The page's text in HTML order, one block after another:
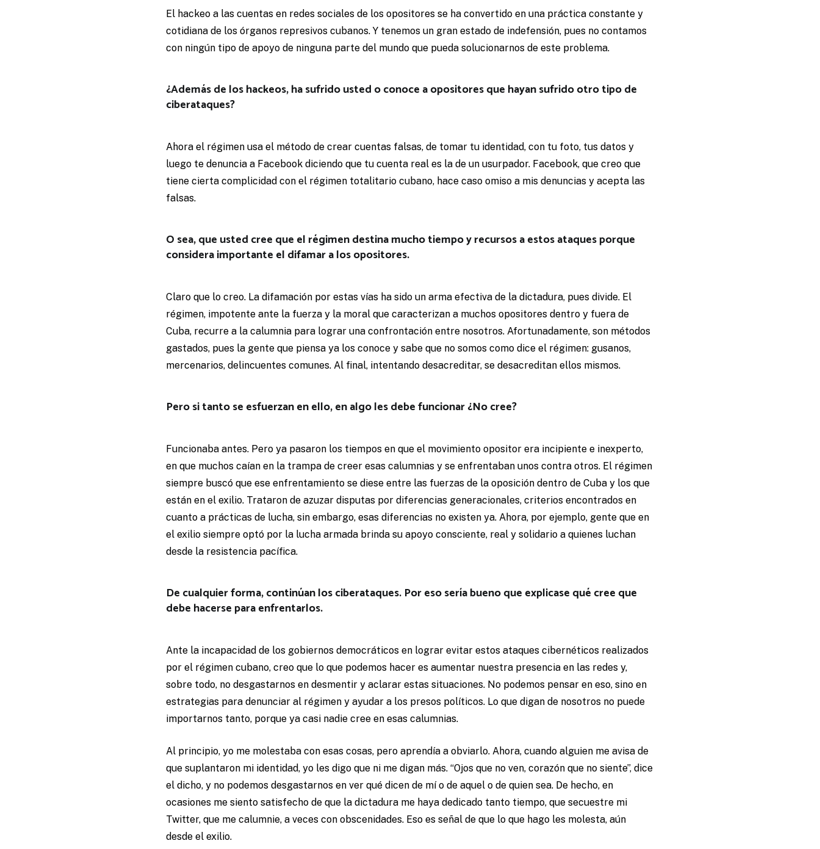
El hackeo a las cuentas en redes sociales de los opositores se ha convertido en una práctica constante y
cotidiana de los órganos represivos cubanos. Y tenemos un gran estado de indefensión, pues no contamos
con ningún tipo de apoyo de ninguna parte del mundo que pueda solucionarnos de este problema.
¿Además de los hackeos, ha sufrido usted o conoce a opositores que hayan sufrido otro tipo de
ciberataques?
Ahora el régimen usa el método de crear cuentas falsas, de tomar tu identidad, con tu foto, tus datos y
luego te denuncia a Facebook diciendo que tu cuenta real es la de un usurpador. Facebook, que creo que
tiene cierta complicidad con el régimen totalitario cubano, hace caso omiso a mis denuncias y acepta las
falsas.
O sea, que usted cree que el régimen destina mucho tiempo y recursos a estos ataques porque
considera importante el difamar a los opositores.
Claro que lo creo. La difamación por estas vías ha sido un arma efectiva de la dictadura, pues divide. El
régimen, impotente ante la fuerza y la moral que caracterizan a muchos opositores dentro y fuera de
Cuba, recurre a la calumnia para lograr una confrontación entre nosotros. Afortunadamente, son métodos
gastados, pues la gente que piensa ya los conoce y sabe que no somos como dice el régimen: gusanos,
mercenarios, delincuentes comunes. Al final, intentando desacreditar, se desacreditan ellos mismos.
Pero si tanto se esfuerzan en ello, en algo les debe funcionar ¿No cree?
Funcionaba antes. Pero ya pasaron los tiempos en que el movimiento opositor era incipiente e inexperto,
en que muchos caían en la trampa de creer esas calumnias y se enfrentaban unos contra otros. El régimen
siempre buscó que ese enfrentamiento se diese entre las fuerzas de la oposición dentro de Cuba y los que
están en el exilio. Trataron de azuzar disputas por diferencias generacionales, criterios encontrados en
cuanto a prácticas de lucha, sin embargo, esas diferencias no existen ya. Ahora, por ejemplo, gente que en
el exilio siempre optó por la lucha armada brinda su apoyo consciente, real y solidario a quienes luchan
desde la resistencia pacífica.
De cualquier forma, continúan los ciberataques. Por eso sería bueno que explicase qué cree que
debe hacerse para enfrentarlos.
Ante la incapacidad de los gobiernos democráticos en lograr evitar estos ataques cibernéticos realizados
por el régimen cubano, creo que lo que podemos hacer es aumentar nuestra presencia en las redes y,
sobre todo, no desgastarnos en desmentir y aclarar estas situaciones. No podemos pensar en eso, sino en
estrategias para denunciar al régimen y ayudar a los presos políticos. Lo que digan de nosotros no puede
importarnos tanto, porque ya casi nadie cree en esas calumnias.
Al principio, yo me molestaba con esas cosas, pero aprendía a obviarlo. Ahora, cuando alguien me avisa de
que suplantaron mi identidad, yo les digo que ni me digan más. “Ojos que no ven, corazón que no siente”, dice
el dicho, y no podemos desgastarnos en ver qué dicen de mí o de aquel o de quien sea. De hecho, en
ocasiones me siento satisfecho de que la dictadura me haya dedicado tanto tiempo, que secuestre mi
Twitter, que me calumnie, a veces con obscenidades. Eso es señal de que lo que hago les molesta, aún
desde el exilio.